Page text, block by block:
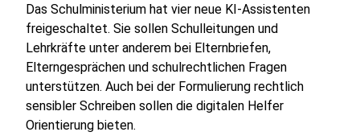
Das Schulministerium hat vier neue KI-Assistenten
freigeschaltet. Sie sollen Schulleitungen und
Lehrkräfte unter anderem bei Elternbriefen,
Elterngesprächen und schulrechtlichen Fragen
unterstützen. Auch bei der Formulierung rechtlich
sensibler Schreiben sollen die digitalen Helfer
Orientierung bieten.